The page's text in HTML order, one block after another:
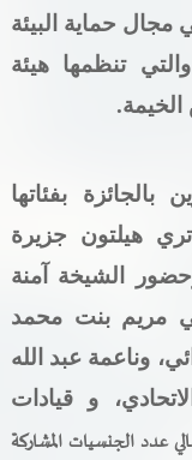
حماية البيئة
تنظمها هيئة
بفئاتها
هيلتون جزيرة
الشيخة آمنة
مريم بنت محمد
وناعمة عبد الله
و قيادات
عدد الجنسيات المشاركة